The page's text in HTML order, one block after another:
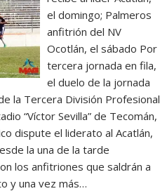
el domingo; Palmeros
anfitrión del NV
Ocotlán, el sábado Por
tercera jornada en fila,
el duelo de la jornada
la Tercera División Profesional
“Víctor Sevilla” de Tecomán,
dispute el liderato al Acatlán,
la una de la tarde
los anfitriones que saldrán a
y una vez más…